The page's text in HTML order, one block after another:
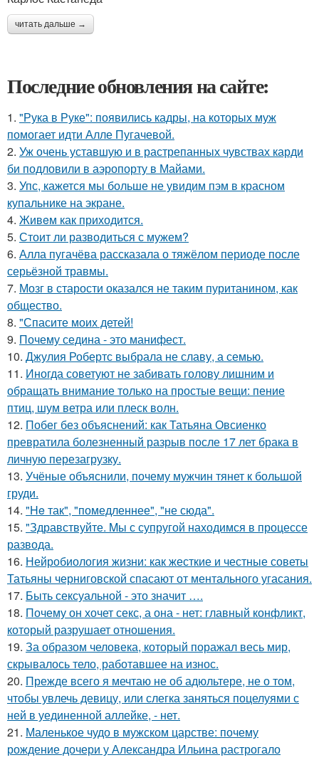
читать дальше →
Последние обновления на сайте:
1. "Рука в Руке": появились кадры, на которых муж
помогает идти Алле Пугачевой.
2. Уж очень уставшую и в растрепанных чувствах карди
би подловили в аэропорту в Майами.
3. Упс, кажется мы больше не увидим пэм в красном
купальнике на экране.
4. Живeм как приходится.
5. Стоит ли разводиться с мужем?
6. Алла пугачёва рассказала о тяжёлом периоде после
серьёзной травмы.
7. Мозг в старости оказался не таким пуританином, как
общество.
8. "Спасите моих детей!
9. Почему седина - это манифест.
10. Джулия Робертс выбрала не славу, а семью.
11. Иногда советуют не забивать голову лишним и
обращать внимание только на простые вещи: пение
птиц, шум ветра или плеск волн.
12. Побег без объяснений: как Татьяна Овсиенко
превратила болезненный разрыв после 17 лет брака в
личную перезагрузку.
13. Учёные объяснили, почему мужчин тянет к большой
груди.
14. "He так", "помедленнее", "не сюда".
15. "Здравствуйте. Mы с супругой находимся в процессе
развода.
16. Нейробиология жизни: как жесткие и честные советы
Татьяны черниговской спасают от ментального угасания.
17. Быть сексуальной - это значит ….
18. Почему он хочет секс, а она - нет: главный конфликт,
который разрушает отношения.
19. За образом человека, который поражал весь мир,
скрывалось тело, работавшее на износ.
20. Прежде всего я мечтаю не об адюльтере, не о том,
чтобы увлечь девицу, или слегка заняться поцелуями с
ней в уединенной аллейке, - нет.
21. Маленькое чудо в мужском царстве: почему
рождение дочери у Александра Ильина растрогало